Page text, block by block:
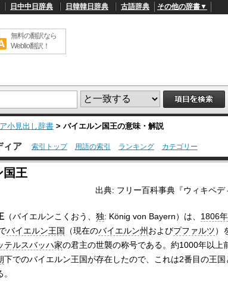
日中中日辞典 日韓韓日辞典 古語辞典 その他の辞書▼
無料の翻訳なら
Weblio翻訳！
小見出し辞書 > バイエルン国王の意味・解説
U
/
L
d
e
4
5
.
3
3
%
ィア 索引トップ 用語の索引 ランキング カテゴリー
国王
出典: フリー百科事典『ウィキペ
（バイエルンこくおう、 独: König von Bayern）は、 1806年
バイエルン王国 （現在のバイエルン州 およびプファルツ）
テルスバッハ家の君主の世襲の称号である。約1000年以上
下でのバイエルン王国が存在したので、これは2番目の王国